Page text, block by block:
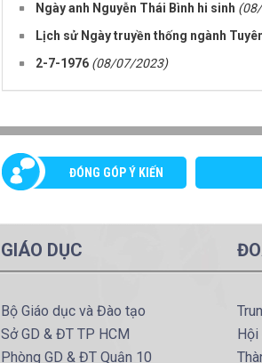
Ngày anh Nguyễn Thái Bình hi sinh
Lịch sử Ngày truyền thống ngành
2-7-1976 (08/07/2023)
ĐÓNG GÓP Ý KIẾN
GIÁO DỤC
Bộ Giáo dục và Đào tạo
Sở GD & ĐT TP HCM
Phòng GD & ĐT Quận 10
Hội